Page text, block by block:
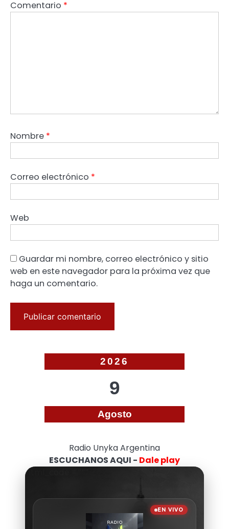
Comentario *
Nombre *
Correo electrónico *
Web
Guardar mi nombre, correo electrónico y sitio
web en este navegador para la próxima vez que
haga un comentario.
2026
9
Agosto
Radio Unyka Argentina
ESCUCHANOS AQUI - Dale play